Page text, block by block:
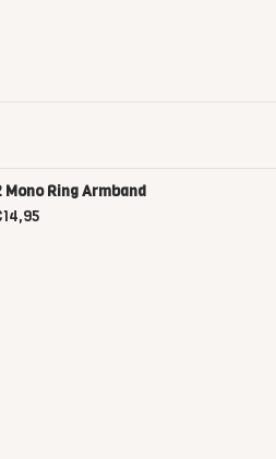
Mono Ring Armband